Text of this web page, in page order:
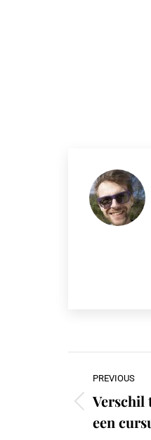
PREVIOUS
Previous
post:
Verschil
een